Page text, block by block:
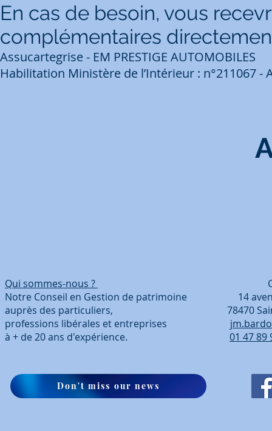
En cas de besoin, vous
complémentaires
Assucartegrise - EM PRESTIGE AUTOMOBILES
Habilitation Ministère de l’Intérieur : n°211067 -
Qui sommes-nous ?
Notre Conseil en Gestion de patrimoine 14
auprès des particuliers, 78470 Saint-
professions libérales et entreprises
à + de 20 ans d'expérience. 01 47 89
Don't miss our news